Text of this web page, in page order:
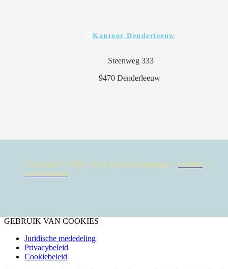
Kantoor Denderleeuw
Steenweg 333
9470 Denderleeuw
Copyright © 2024 - Eeco Twins Accounting | cookies |
voorwaarden
GEBRUIK VAN COOKIES
Juridische mededeling
Privacybeleid
Cookiebeleid